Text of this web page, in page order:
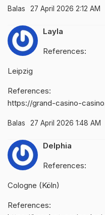
Balas 27 April 2026 2:12 AM
Layla
References:
Leipzig
References:
https://grand-casino-
Balas 27 April 2026 1:48 AM
Delphia
References:
Cologne (Köln)
References: